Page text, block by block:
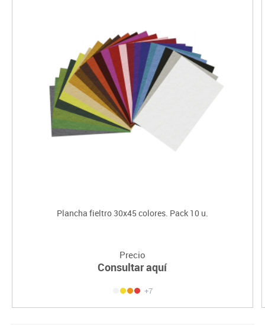
Plancha fieltro 30x45 colores. Pack 10 u.
Precio
Consultar aquí
+7